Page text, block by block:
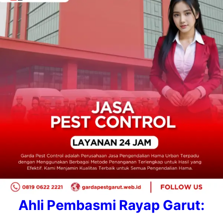
Ahli Pembasmi Rayap Garut: